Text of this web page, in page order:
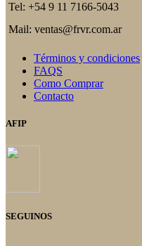
Tel: +54 9 11 7166-5043
Mail: ventas@frvr.com.ar
Términos y condiciones
FAQS
Como Comprar
Contacto
AFIP
SEGUINOS